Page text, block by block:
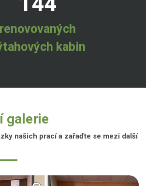
renovovaných
kabin
galerie
našich prací a zařaďte se mezi další